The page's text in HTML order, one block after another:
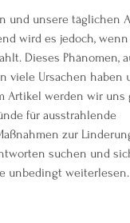
und unsere täglichen
wird es jedoch,
Dieses Phänomen,
viele Ursachen haben
Artikel werden wir uns
für ausstrahlende
zur
suchen und
unbedingt weiterlesen.